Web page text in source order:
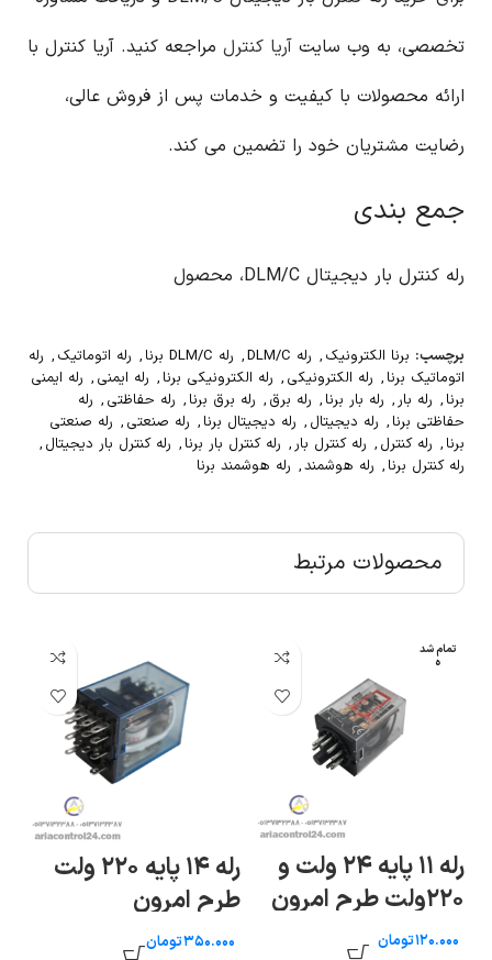
تخصصی، به وب سایت آریا کنترل مراجعه کنید. آریا کنترل با
ارائه محصولات با کیفیت و خدمات پس از فروش عالی،
رضایت مشتریان خود را تضمین می کند.
جمع بندی
رله کنترل بار دیجیتال DLM/C، محصول
برچسب: برنا الکترونیک , رله DLM/C , رله DLM/C برنا , رله اتوماتیک , رله
اتوماتیک برنا , رله الکترونیکی , رله الکترونیکی برنا , رله ایمنی , رله ایمنی
برنا , رله بار, رله بار برنا , رله برق , رله برق برنا , رله حفاظتی , رله
حفاظتی برنا , رله دیجیتال , رله دیجیتال برنا , رله صنعتی , رله صنعتی
برنا , رله کنترل , رله کنترل بار, رله کنترل بار برنا , رله کنترل بار دیجیتال ,
رله کنترل برنا , رله هوشمند, رله هوشمند برنا
محصولات مرتبط
تمام شد
ه
رله ۱۱ پایه ۲۴ ولت و
۲۲۰ولت طرح امرون
تومان
رله ۱۴ پایه ۲۲۰ ولت
طرح امرون
تومان